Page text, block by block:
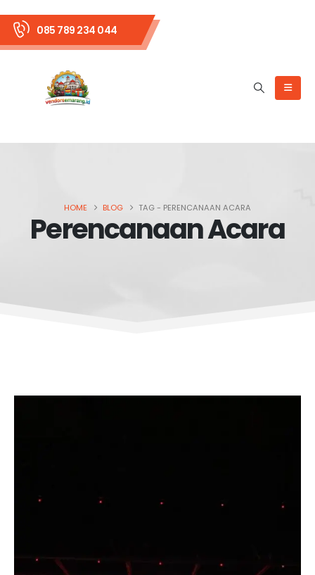
085 789 234 044
HOME BLOG TAG - PERENCANAAN ACARA
Perencanaan Acara